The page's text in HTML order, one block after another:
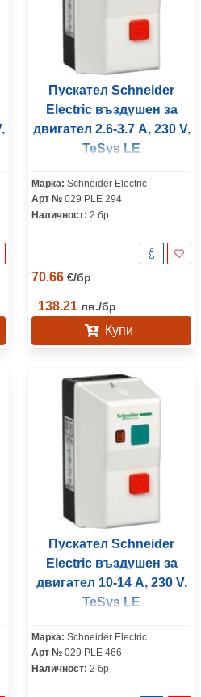
Пускател Schneider
Electric въздушен за
двигател 2.6-3.7 A, 230 V,
TeSys LE
Марка: Schneider Electric
Арт № 029 PLE 294
Наличност: 2 бр
70.66 €/бр
138.21 лв./бр
Купи
Пускател Schneider
Electric въздушен за
двигател 10-14 A, 230 V,
TeSys LE
Марка: Schneider Electric
Арт № 029 PLE 466
Наличност: 2 бр